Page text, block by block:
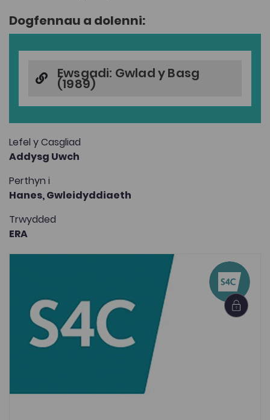
Dogfennau a dolenni:
Ewsgadi: Gwlad y Basg
(1989)
Lefel y Casgliad
Addysg Uwch
Perthyn i
Hanes,Gwleidyddiaeth
Trwydded
ERA